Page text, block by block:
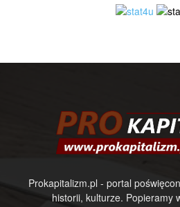
Prokapitalizm.pl - portal
historii, kulturze. Popieramy